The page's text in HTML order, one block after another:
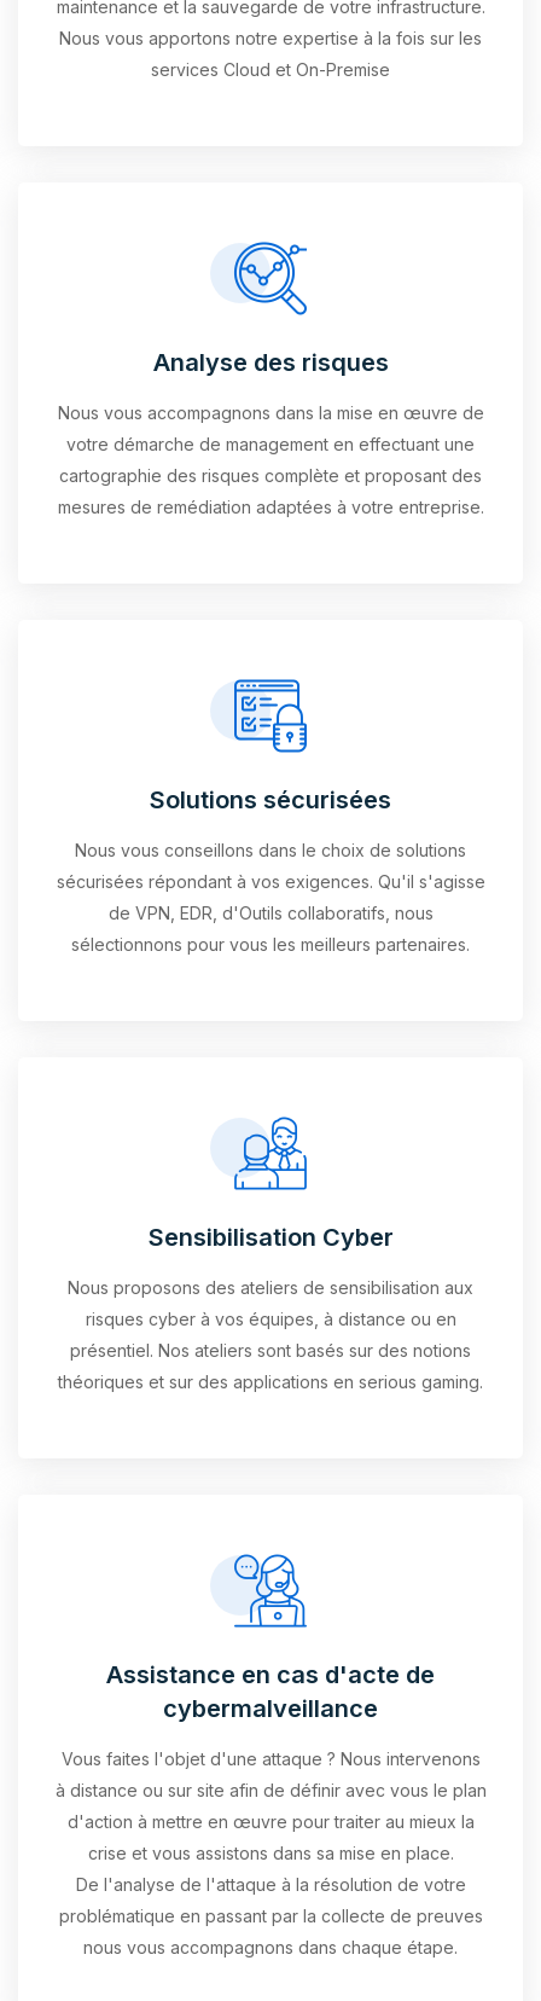
maintenance et la sauvegarde de votre infrastructure.
Nous vous apportons notre expertise à la fois sur les
services Cloud et On-Premise
Analyse des risques
Nous vous accompagnons dans la mise en œuvre de
votre démarche de management en effectuant une
cartographie des risques complète et proposant des
mesures de remédiation adaptées à votre entreprise.
Solutions sécurisées
Nous vous conseillons dans le choix de solutions
sécurisées répondant à vos exigences. Qu'il s'agisse
de VPN, EDR, d'Outils collaboratifs, nous
sélectionnons pour vous les meilleurs partenaires.
Sensibilisation Cyber
Nous proposons des ateliers de sensibilisation aux
risques cyber à vos équipes, à distance ou en
présentiel. Nos ateliers sont basés sur des notions
théoriques et sur des applications en serious gaming.
Assistance en cas d'acte de
cybermalveillance
Vous faites l'objet d'une attaque ? Nous intervenons
à distance ou sur site afin de définir avec vous le plan
d'action à mettre en œuvre pour traiter au mieux la
crise et vous assistons dans sa mise en place.
De l'analyse de l'attaque à la résolution de votre
problématique en passant par la collecte de preuves
nous vous accompagnons dans chaque étape.